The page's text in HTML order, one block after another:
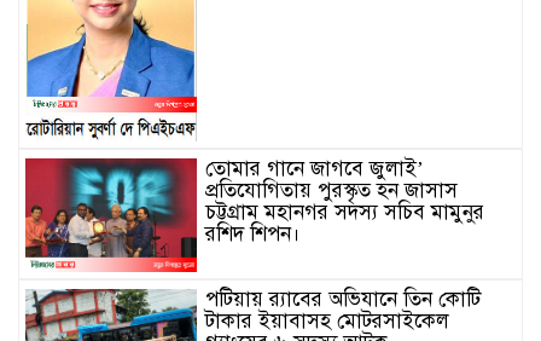
তোমার গানে জাগবে জুলাই’
প্রতিযোগিতায় পুরস্কৃত হন জাসাস
চট্টগ্রাম মহানগর সদস‌্য স‌চিব মামুনুর
রশিদ শিপন।
পটিয়ায় র‍্যাবের অভিযানে তিন কোটি
টাকার ইয়াবাসহ মোটরসাইকেল